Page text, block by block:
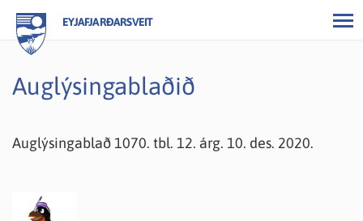
EYJAFJARÐARSVEIT
Auglýsingablaðið
Auglýsingablað 1070. tbl. 12. árg. 10. des. 2020.